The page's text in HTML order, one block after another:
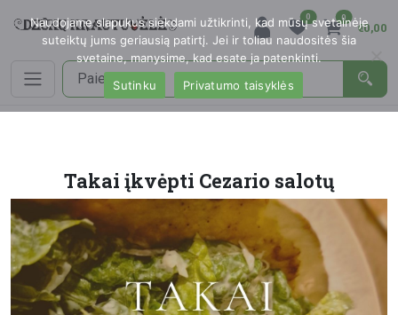
0 0
€0,00
Takai įkvėpti Cezario salotų
Naudojame slapukus siekdami užtikrinti, kad mūsų svetainėje
suteiktų jums geriausią patirtį. Jei ir toliau naudositės šia
svetaine, manysime, kad esate ja patenkinti.
Sutinku
Privatumo taisyklės